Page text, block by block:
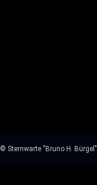
© Sternwarte "Bruno H.